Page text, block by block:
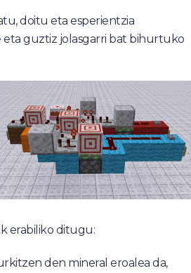
doitu eta esperientzia
eta guztiz jolasgarri bat bihurtuko
erabiliko ditugu:
den mineral eroalea da,